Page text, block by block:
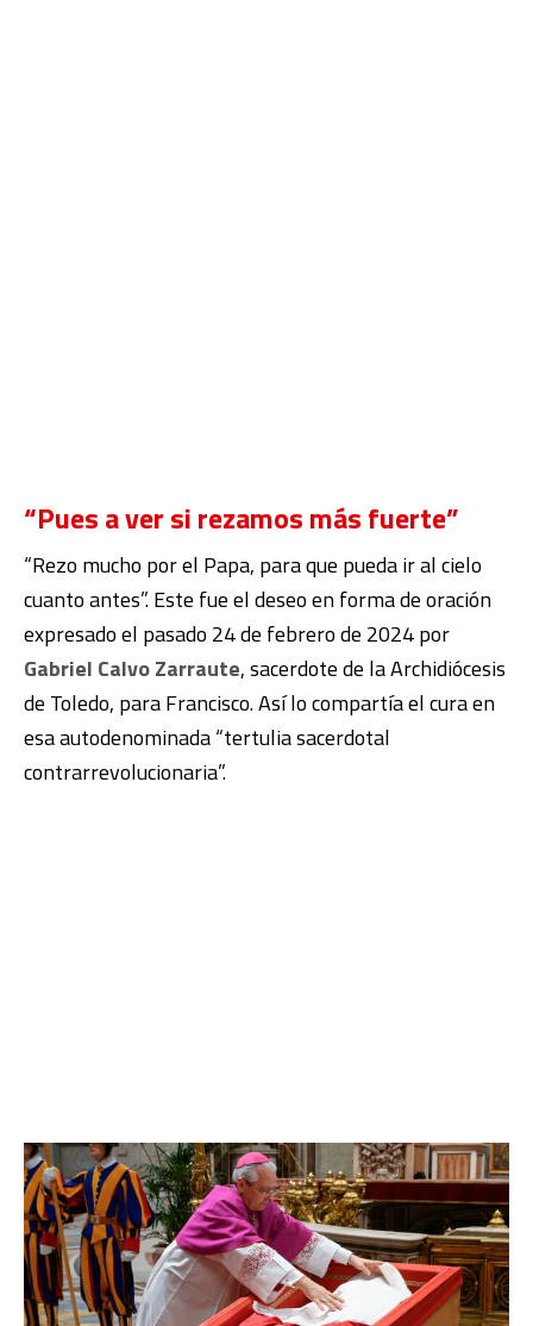
“Pues a ver si rezamos más fuerte”
“Rezo mucho por el Papa, para que pueda ir al cielo
cuanto antes”. Este fue el deseo en forma de oración
expresado el pasado 24 de febrero de 2024 por
Gabriel Calvo Zarraute, sacerdote de la Archidiócesis
de Toledo, para Francisco. Así lo compartía el cura en
esa autodenominada “tertulia sacerdotal
contrarrevolucionaria”.